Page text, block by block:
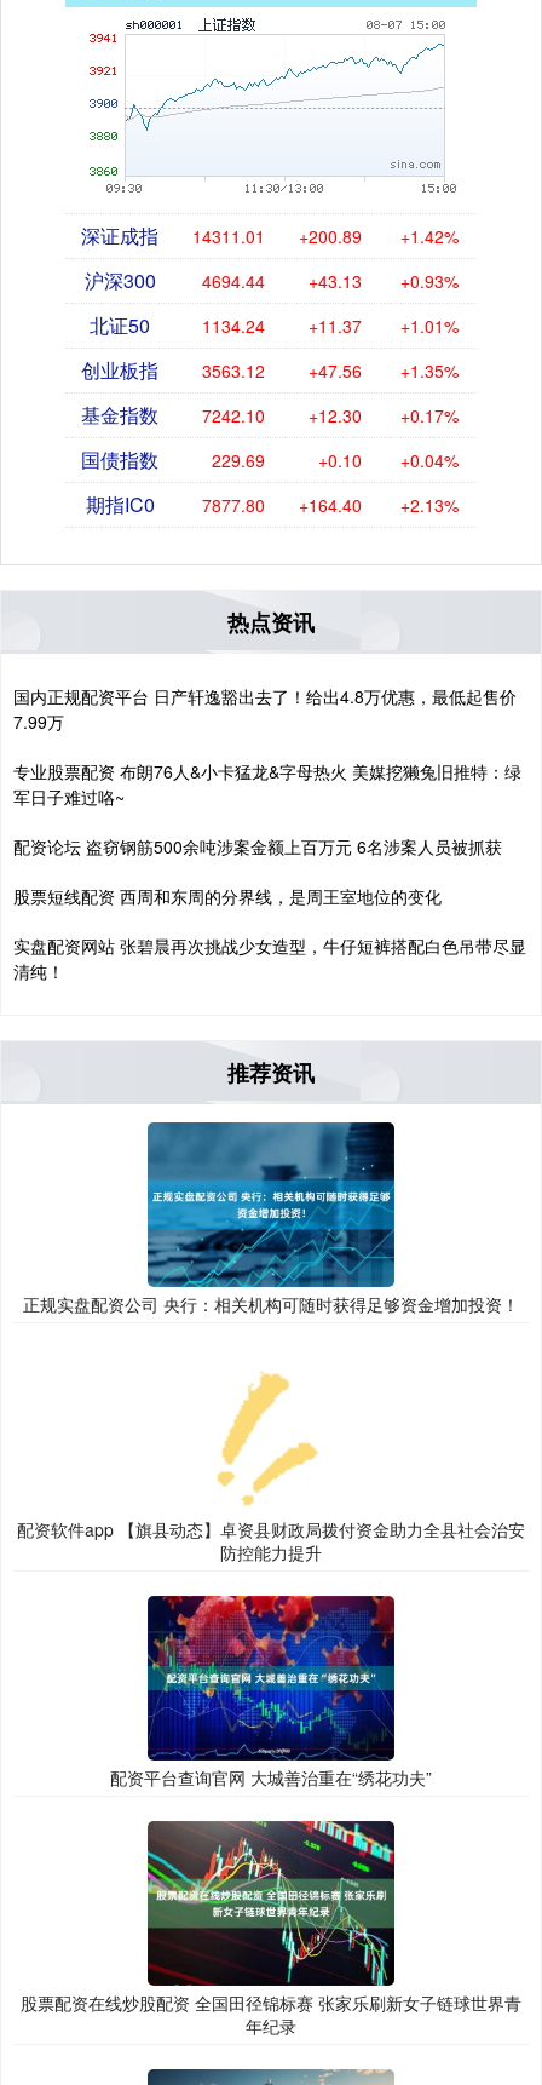
深证成指 14311.01 +200.89 +1.42%
沪深300 4694.44 +43.13 +0.93%
北证50 1134.24 +11.37 +1.01%
创业板指 3563.12 +47.56 +1.35%
基金指数 7242.10 +12.30 +0.17%
国债指数 229.69 +0.10 +0.04%
期指IC0 7877.80 +164.40 +2.13%
热点资讯
国内正规配资平台 日产轩逸豁出去了！给出4.8万优惠，最低起售价
7.99万
专业股票配资 布朗76人&小卡猛龙&字母热火 美媒挖獭兔旧推特：绿
军日子难过咯~
配资论坛 盗窃钢筋500余吨涉案金额上百万元 6名涉案人员被抓获
股票短线配资 西周和东周的分界线，是周王室地位的变化
实盘配资网站 张碧晨再次挑战少女造型，牛仔短裤搭配白色吊带尽显
清纯！
推荐资讯
正规实盘配资公司 央行：相关机构可随时获得足够资金增加投资！
配资软件app 【旗县动态】卓资县财政局拨付资金助力全县社会治安
防控能力提升
配资平台查询官网 大城善治重在“绣花功夫”
股票配资在线炒股配资 全国田径锦标赛 张家乐刷新女子链球世界青
年纪录